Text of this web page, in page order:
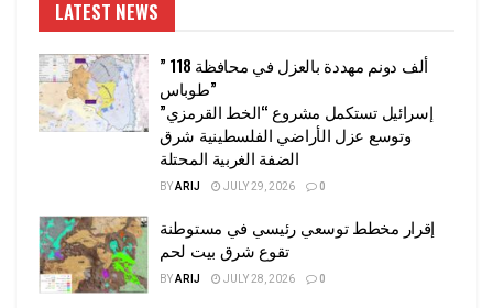
LATEST NEWS
” 118 ألف دونم مهددة بالعزل في محافظة
طوباس”
إسرائيل تستكمل مشروع “الخط القرمزي”
وتوسع عزل الأراضي الفلسطينية شرق
الضفة الغربية المحتلة
BYARIJ JULY 29, 2026 0
إقرار مخطط توسعي رئيسي في مستوطنة
تقوع شرق بيت لحم
BYARIJ JULY 28, 2026 0